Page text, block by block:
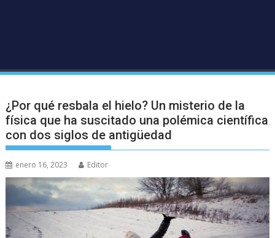
¿Por qué resbala el hielo? Un misterio de la
física que ha suscitado una polémica científica
con dos siglos de antigüedad
enero 16, 2023 Editor